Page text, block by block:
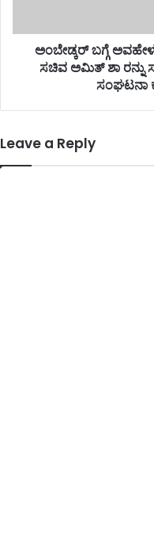
ಅಂಬೇಡ್ಕರ್ ಬಗ್ಗೆ
ಸಚಿವ ಅಮಿತ್ ಶಾ ರನ್ನು
ಸಂಘಟನಾ
Leave a Reply